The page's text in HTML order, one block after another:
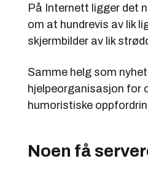
På Internett ligger det
om at hundrevis av lik
skjermbilder av lik
Samme helg som
hjelpeorganisasjon for
humoristiske
Noen få